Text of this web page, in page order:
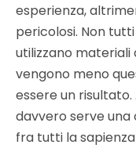
esperienza,
pericolosi. Non
utilizzano materiali
vengono meno
essere un
davvero serve
fra tutti la